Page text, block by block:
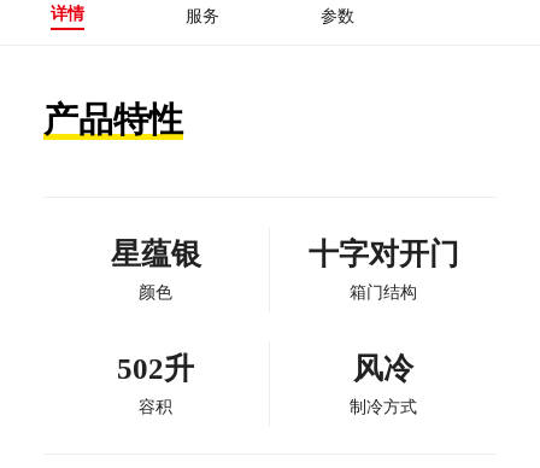
详情 服务 参数
产品特性
星蕴银
颜色
十字对开门
箱门结构
502升
容积
风冷
制冷方式